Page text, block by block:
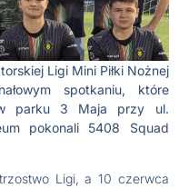
Ligi Mini Piłki Nożnej
spotkaniu, które
parku 3 Maja przy ul.
pokonali 5408 Squad
Ligi, a 10 czerwca